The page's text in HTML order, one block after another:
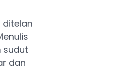
ditelan
sudut
dan